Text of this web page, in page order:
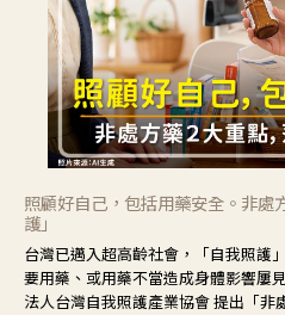
照顧好自己，包括用藥安全。非處
護」
台灣已邁入超高齡社會，「自我照護
要用藥、或用藥不當造成身體影響屢
法人台灣自我照護產業協會 提出「非